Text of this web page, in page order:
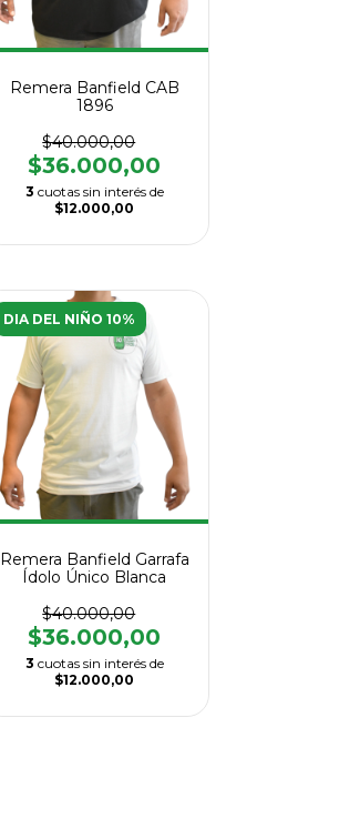
Remera Banfield CAB
1896
$40.000,00
$36.000,00
3 cuotas sin interés de
$12.000,00
DIA DEL NIÑO 10%
Remera Banfield Garrafa
Ídolo Único Blanca
$40.000,00
$36.000,00
3 cuotas sin interés de
$12.000,00